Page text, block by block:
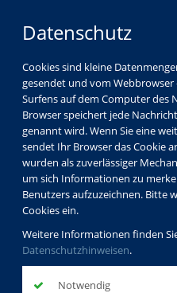
Datenschutz
Cookies sind kleine
gesendet und vom
Surfens auf dem Computer des
Browser speichert jede
genannt wird. Wenn Sie eine
sendet Ihr Browser das Cookie
wurden als zuverlässiger
um sich Informationen zu
Benutzers aufzuzeichnen. Bitte
Cookies ein.
Weitere Informationen finden
Datenschutzhinweisen.
Notwendig